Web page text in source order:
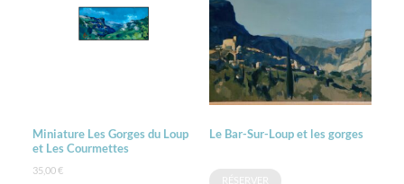
Miniature Les Gorges du Loup
et Les Courmettes
35,00€
Le Bar-Sur-Loup et les gorges